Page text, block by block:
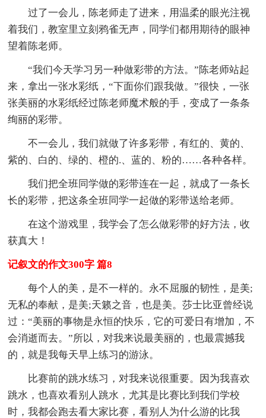
过了一会儿，陈老师走了进来，用温柔的眼光注视
着我们，教室里立刻鸦雀无声，同学们都用期待的眼神
望着陈老师。
“我们今天学习另一种做彩带的方法。”陈老师站起
来，拿出一张水彩纸，“下面你们跟我做。”很快，一张
张美丽的水彩纸经过陈老师魔术般的手，变成了一条条
绚丽的彩带。
不一会儿，我们就做了许多彩带，有红的、黄的、
紫的、白的、绿的、橙的.、蓝的、粉的……各种各样。
我们把全班同学做的彩带连在一起，就成了一条长
长的彩带，把这条全班同学一起做的彩带送给老师。
在这个游戏里，我学会了怎么做彩带的好方法，收
获真大！
记叙文的作文300字 篇8
每个人的美，是不一样的。永不屈服的韧性，是美;
无私的奉献，是美;天籁之音，也是美。莎士比亚曾经说
过：“美丽的事物是永恒的快乐，它的可爱日有增加，不
会消逝而去。”所以，对我来说最美丽的，也最震撼我
的，就是我每天早上练习的游泳。
比赛前的跳水练习，对我来说很重要。因为我喜欢
跳水，也喜欢看别人跳水，尤其是比赛比到我们学校
时，我都会跑去看大家比赛，看别人为什么游的比我